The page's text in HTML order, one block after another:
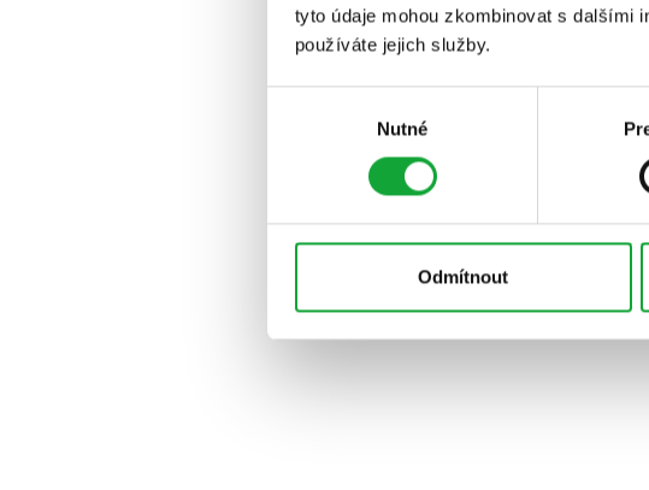
tyto údaje mohou zkombinovat s dalšími
používáte jejich služby.
Nutné
Odmítnout